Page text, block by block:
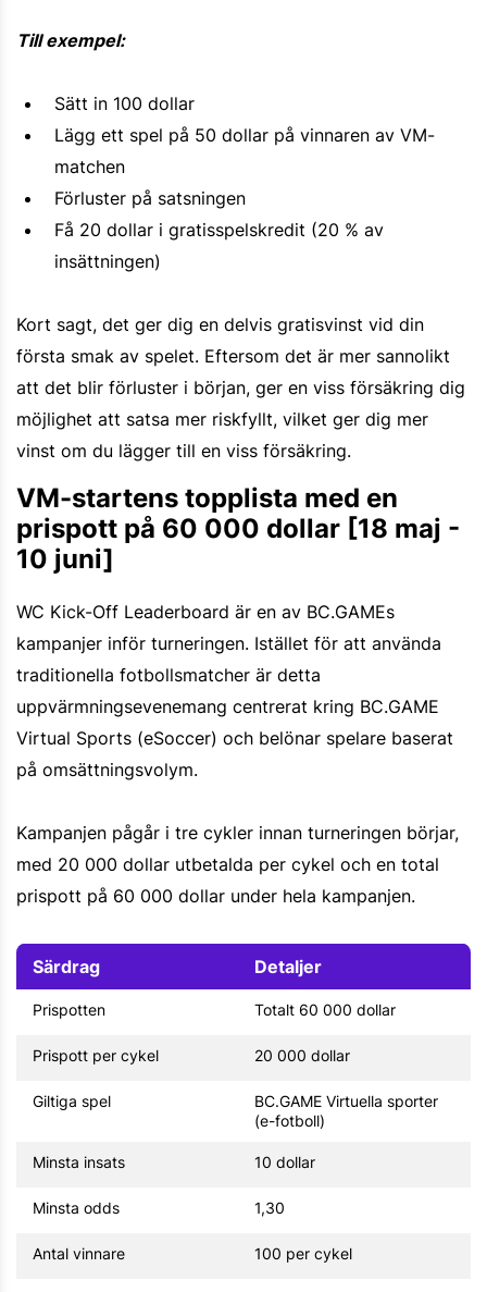
Till exempel:
Sätt in 100 dollar
Lägg ett spel på 50 dollar på vinnaren av VM-
matchen
Förluster på satsningen
Få 20 dollar i gratisspelskredit (20 % av
insättningen)
Kort sagt, det ger dig en delvis gratisvinst vid din
första smak av spelet. Eftersom det är mer sannolikt
att det blir förluster i början, ger en viss försäkring dig
möjlighet att satsa mer riskfyllt, vilket ger dig mer
vinst om du lägger till en viss försäkring.
VM-startens topplista med en
prispott på 60 000 dollar [18 maj -
10 juni]
WC Kick-Off Leaderboard är en av BC.GAMEs
kampanjer inför turneringen. Istället för att använda
traditionella fotbollsmatcher är detta
uppvärmningsevenemang centrerat kring BC.GAME
Virtual Sports (eSoccer) och belönar spelare baserat
på omsättningsvolym.
Kampanjen pågår i tre cykler innan turneringen börjar,
med 20 000 dollar utbetalda per cykel och en total
prispott på 60 000 dollar under hela kampanjen.
Särdrag Detaljer
Prispotten Totalt 60 000 dollar
Prispott per cykel 20 000 dollar
Giltiga spel
BC.GAME Virtuella sporter
(e-fotboll)
Minsta insats 10 dollar
Minsta odds 1,30
Antal vinnare 100 per cykel